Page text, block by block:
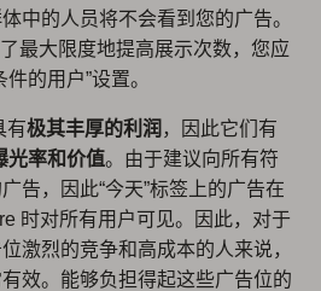
中的人员将不会看到您的广告。
最大限度地提高展示次数，您应
的用户”设置。
有极其丰厚的利润 ，因此它们有
光率和价值。由于建议向所有符
告，因此“今天”标签上的广告在
时对所有用户可见。因此，对于
激烈的竞争和高成本的人来说，
效。能够负担得起这些广告位的